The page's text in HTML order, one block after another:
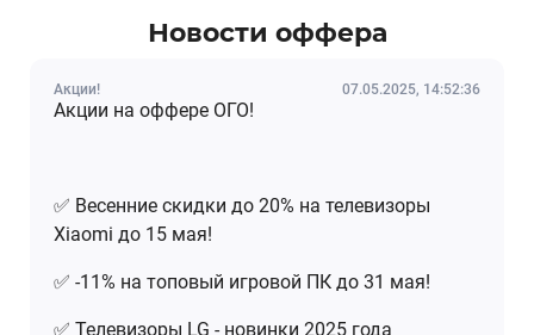
Новости оффера
Акции! 07.05.2025, 14:52:36
Акции на оффере ОГО!
✅ Весенние скидки до 20% на телевизоры
Xiaomi до 15 мая!
✅ -11% на топовый игровой ПК до 31 мая!
✅ Телевизоры LG - новинки 2025 года